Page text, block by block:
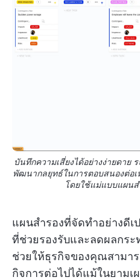
บันทึกความเสี่ยงได้อย่างง่ายดาย
พัฒนากลยุทธ์ในการตอบสนองต่อ
โดยใช้แม่แบบแผนส
แผนสำรองที่จัดทำอย่างดีเ
ที่ช่วยรองรับและลดผลกร
ช่วยให้ธุรกิจของคุณสามา
กิจการต่อไปได้แม้ในยาม